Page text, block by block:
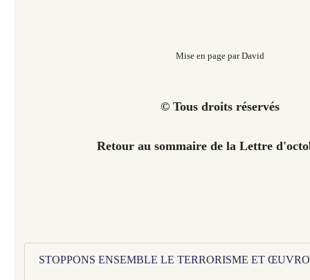
Mise en page par David
© Tous droits réservés
Retour au sommaire de la Lettre